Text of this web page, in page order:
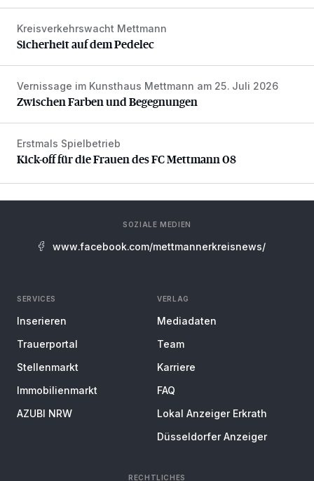
Sicherheit auf dem Pedelec
Kreisverkehrswacht Mettmann
Sicherheit auf dem Pedelec
Zwischen Farben und Begegnungen
Vernissage im Kunsthaus Mettmann am 25. Juli 2026
Zwischen Farben und Begegnungen
Kick-off für die Frauen des FC Mettmann 08
Erstmals Spielbetrieb
Kick-off für die Frauen des FC Mettmann 08
SOZIALE MEDIEN
www.facebook.com/mettmannerkreisnews/
SERVICES
Inserieren
Trauerportal
Stellenmarkt
Immobilienmarkt
AZUBI NRW
VERLAG
Mediadaten
Team
Karriere
FAQ
Lokal Anzeiger Erkrath
Düsseldorfer Anzeiger
RECHTLICHES